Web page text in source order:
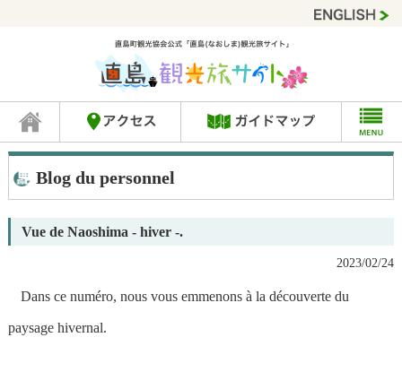
Blog du personnel
Vue de Naoshima - hiver -.
2023/02/24
Dans ce numéro, nous vous emmenons à la découverte du
paysage hivernal.